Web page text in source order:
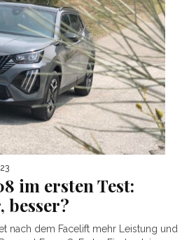
im ersten Test:
besser?
nach dem Facelift mehr Leistung und